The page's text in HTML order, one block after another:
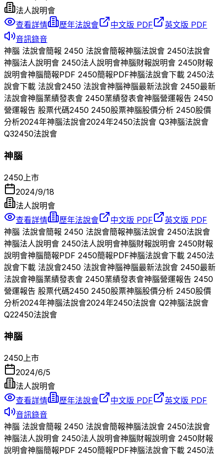
法人說明會
查看詳情
歷年法說會 中文版 PDF
英文版 PDF
音訊錄音
神腦 法說會簡報 2450 法說會簡報神腦法說會 2450法說會
神腦法人說明會 2450法人說明會神腦財報說明會 2450財報
說明會神腦簡報PDF 2450簡報PDF神腦法說會下載 2450法
說會下載 法說會2450 法說會神腦神腦最新法說會 2450最新
法說會神腦業績發表會 2450業績發表會神腦營運報告 2450
營運報告 股票代碼2450 2450股票神腦股價分析 2450股價
分析2024年神腦法說會2024年2450法說會 Q3神腦法說會
Q32450法說會
神腦
2450 上市
2024/9/18
法人說明會
查看詳情
歷年法說會 中文版 PDF
英文版 PDF
神腦 法說會簡報 2450 法說會簡報神腦法說會 2450法說會
神腦法人說明會 2450法人說明會神腦財報說明會 2450財報
說明會神腦簡報PDF 2450簡報PDF神腦法說會下載 2450法
說會下載 法說會2450 法說會神腦神腦最新法說會 2450最新
法說會神腦業績發表會 2450業績發表會神腦營運報告 2450
營運報告 股票代碼2450 2450股票神腦股價分析 2450股價
分析2024年神腦法說會2024年2450法說會 Q2神腦法說會
Q22450法說會
神腦
2450上市
2024/6/5
法人說明會
查看詳情
歷年法說會 中文版 PDF
英文版 PDF
音訊錄音
神腦 法說會簡報 2450 法說會簡報神腦法說會 2450法說會
神腦法人說明會 2450法人說明會神腦財報說明會 2450財報
說明會神腦簡報PDF 2450簡報PDF神腦法說會下載 2450法